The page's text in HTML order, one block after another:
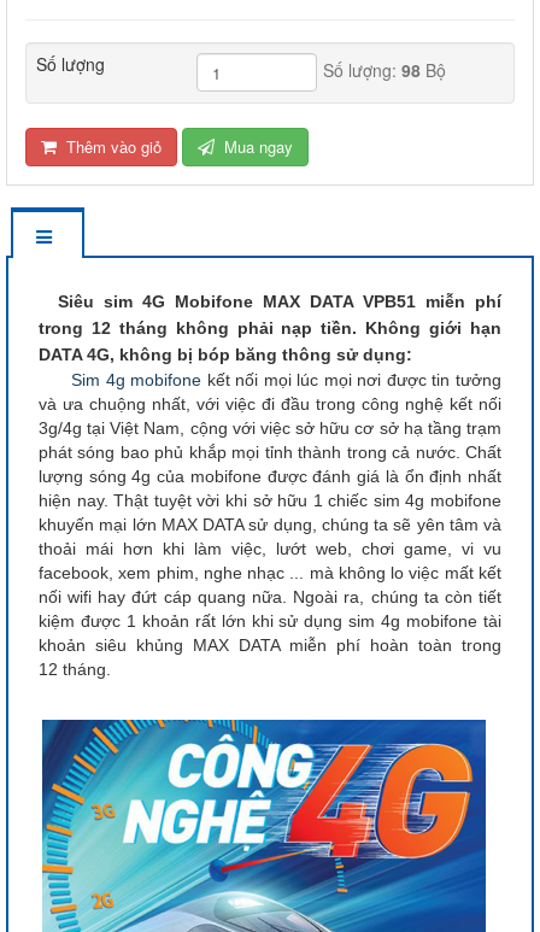
Số lượng Số lượng: 98Bộ
Thêm vào giỏ Mua ngay
Siêu sim 4G Mobifone MAX DATA VPB51 miễn phí
trong 12 tháng không phải nạp tiền. Không giới hạn
DATA 4G, không bị bóp băng thông sử dụng:
Sim 4g mobifone kết nối mọi lúc mọi nơi được tin tưởng
và ưa chuộng nhất, với việc đi đầu trong công nghệ kết nối
3g/4g tại Việt Nam, cộng với việc sở hữu cơ sở hạ tầng trạm
phát sóng bao phủ khắp mọi tỉnh thành trong cả nước. Chất
lượng sóng 4g của mobifone được đánh giá là ổn định nhất
hiện nay. Thật tuyệt vời khi sở hữu 1 chiếc sim 4g mobifone
khuyến mại lớn MAX DATA sử dụng, chúng ta sẽ yên tâm và
thoải mái hơn khi làm việc, lướt web, chơi game, vi vu
facebook, xem phim, nghe nhạc ... mà không lo việc mất kết
nối wifi hay đứt cáp quang nữa. Ngoài ra, chúng ta còn tiết
kiệm được 1 khoản rất lớn khi sử dụng sim 4g mobifone tài
khoản siêu khủng MAX DATA miễn phí hoàn toàn trong
12 tháng.